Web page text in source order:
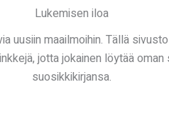
Lukemisen iloa
uusiin maailmoihin. Tällä
jotta jokainen löytää oman
suosikkikirjansa.